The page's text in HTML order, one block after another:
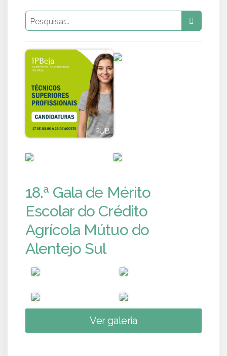
PUB
18.ª Gala de Mérito
Escolar do Crédito
Agrícola Mútuo do
Alentejo Sul
Ver galeria